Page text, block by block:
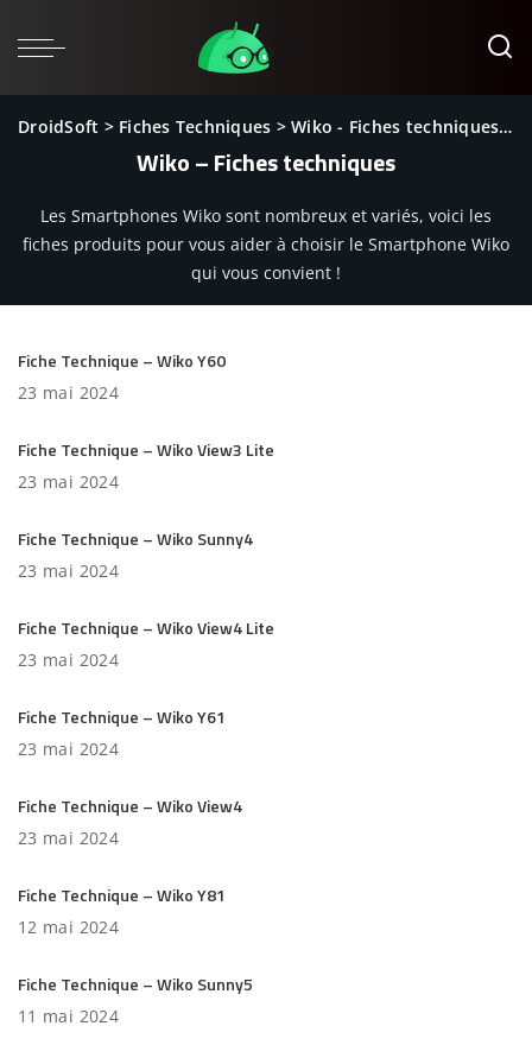
DroidSoft > Fiches Techniques >Wiko - Fiches techniques>
Wiko – Fiches techniques
Les Smartphones Wiko sont nombreux et variés, voici les
fiches produits pour vous aider à choisir le Smartphone Wiko
qui vous convient !
Fiche Technique – Wiko Y60
23 mai 2024
Fiche Technique – Wiko View3 Lite
23 mai 2024
Fiche Technique – Wiko Sunny4
23 mai 2024
Fiche Technique – Wiko View4 Lite
23 mai 2024
Fiche Technique – Wiko Y61
23 mai 2024
Fiche Technique – Wiko View4
23 mai 2024
Fiche Technique – Wiko Y81
12 mai 2024
Fiche Technique – Wiko Sunny5
11 mai 2024